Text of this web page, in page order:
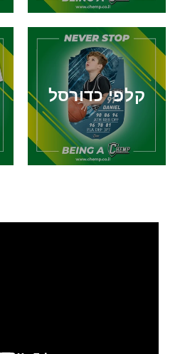
קלפי כדורסל